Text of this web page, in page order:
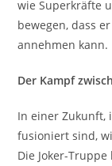
wie Superkräfte
bewegen, dass
annehmen kann.
Der Kampf
In einer Zukunft,
fusioniert sind,
Die Joker-